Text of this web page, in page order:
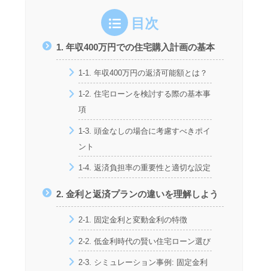
目次
1. 年収400万円での住宅購入計画の基本
1-1. 年収400万円の返済可能額とは？
1-2. 住宅ローンを検討する際の基本事
項
1-3. 頭金なしの場合に考慮すべきポイ
ント
1-4. 返済負担率の重要性と適切な設定
2. 金利と返済プランの違いを理解しよう
2-1. 固定金利と変動金利の特徴
2-2. 低金利時代の賢い住宅ローン選び
2-3. シミュレーション事例: 固定金利